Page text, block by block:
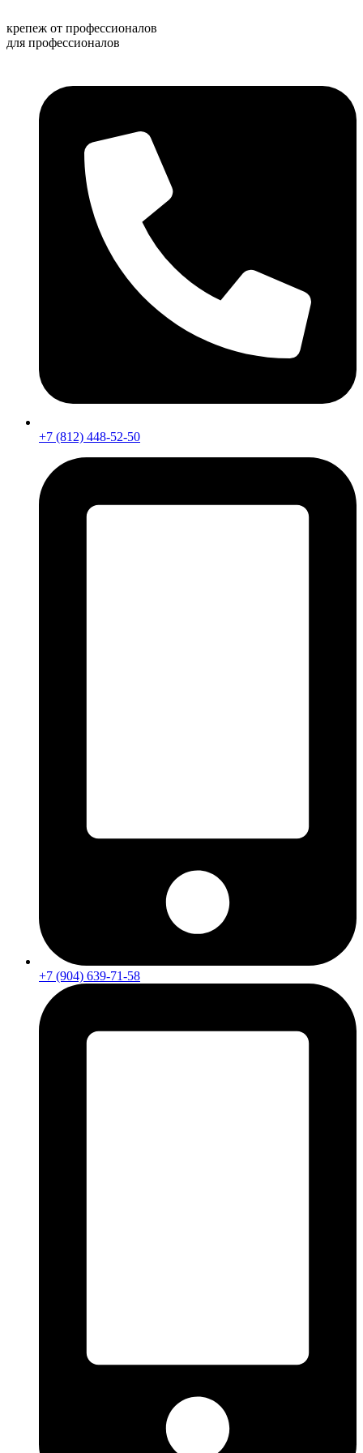
к
содержимому
крепеж от профессионалов
для профессионалов
+7 (812) 448-52-50
+7 (904) 639-71-58